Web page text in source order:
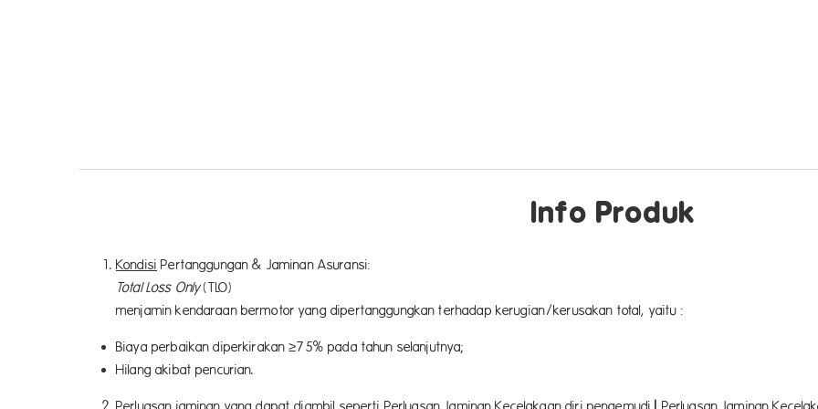
Info Produk
Kondisi Pertanggungan & Jaminan Asuransi:
Total Loss Only(TLO)
menjamin kendaraan bermotor yang dipertanggungkan terhadap kerugian/kerusakan total, yaitu :
Biaya perbaikan diperkirakan ≥75% pada tahun selanjutnya;
Hilang akibat pencurian.